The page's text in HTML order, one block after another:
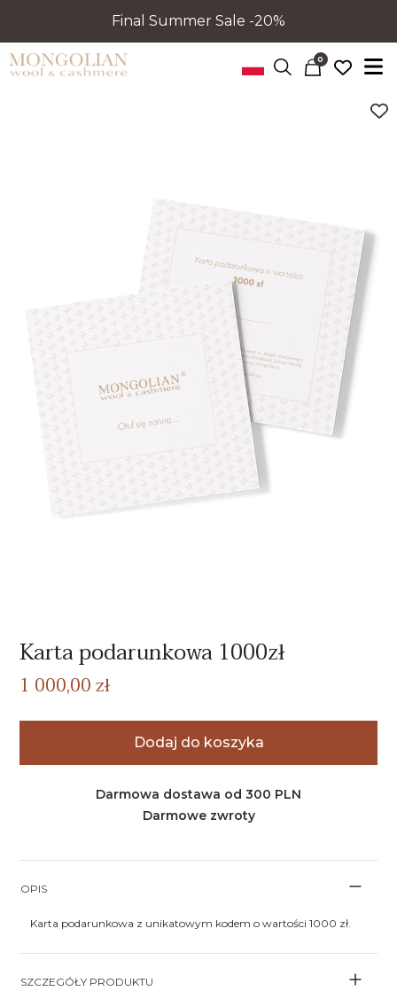
Final Summer Sale -20%
0
Karta podarunkowa 1000zł
1 000,00 zł
Dodaj do koszyka
Darmowa dostawa od 300 PLN
Darmowe zwroty
OPIS
Karta podarunkowa z unikatowym kodem o wartości 1000 zł.
SZCZEGÓŁY PRODUKTU